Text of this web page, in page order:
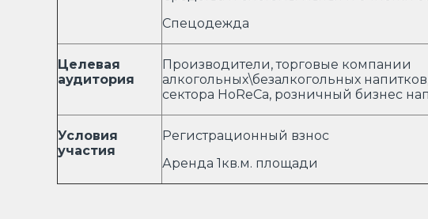
Спецодежда
Целевая
аудитория
Производители, торговые компании
алкогольных\безалкогольных
сектора HoReCa, розничный бизнес
Условия
участия
Регистрационный взнос
Аренда 1кв.м. площади